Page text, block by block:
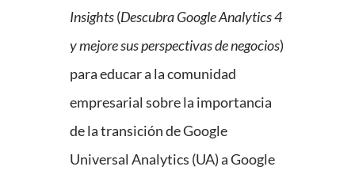
Insights(Descubra Google Analytics 4
y mejore sus perspectivas de negocios)
para educar a la comunidad
empresarial sobre la importancia
de la transición de Google
Universal Analytics (UA) a Google